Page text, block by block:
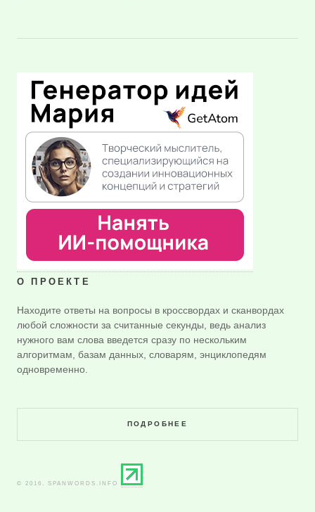
О ПРОЕКТЕ
Находите ответы на вопросы в кроссвордах и сканвордах
любой сложности за считанные секунды, ведь анализ
нужного вам слова введется сразу по нескольким
алгоритмам, базам данных, словарям, энциклопедям
одновременно.
ПОДРОБНЕЕ
© 2016. SPANWORDS.INFO